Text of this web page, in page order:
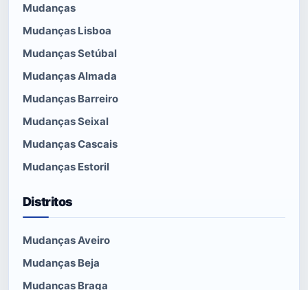
Mudanças
Mudanças Lisboa
Mudanças Setúbal
Mudanças Almada
Mudanças Barreiro
Mudanças Seixal
Mudanças Cascais
Mudanças Estoril
Distritos
Mudanças Aveiro
Mudanças Beja
Mudanças Braga